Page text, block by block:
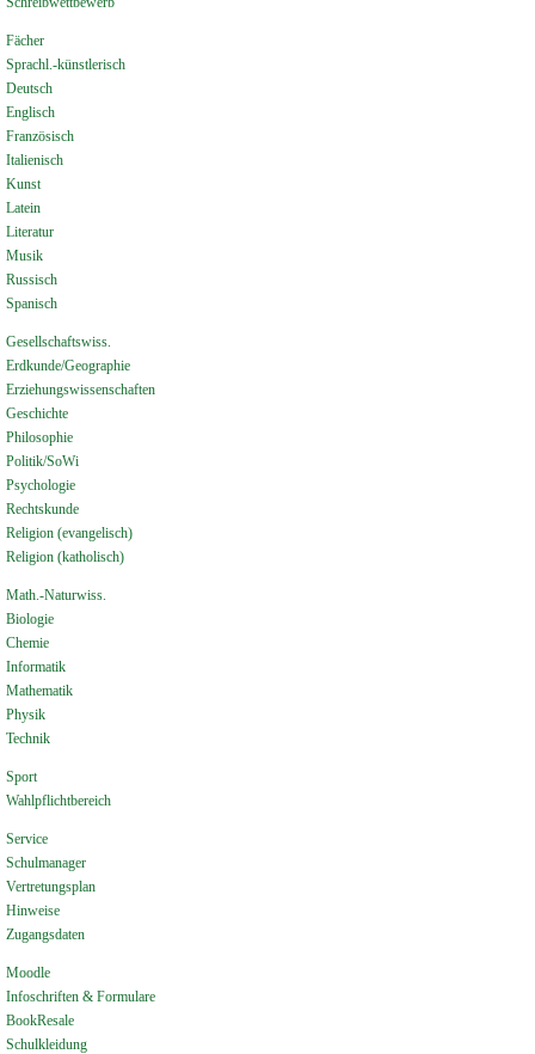
Fächer
Sprachl.-künstlerisch
Deutsch
Englisch
Französisch
Italienisch
Kunst
Latein
Literatur
Musik
Russisch
Spanisch
Gesellschaftswiss.
Erdkunde/Geographie
Erziehungswissenschaften
Geschichte
Philosophie
Politik/SoWi
Psychologie
Rechtskunde
Religion (evangelisch)
Religion (katholisch)
Math.-Naturwiss.
Biologie
Chemie
Informatik
Mathematik
Physik
Technik
Sport
Wahlpflichtbereich
Service
Schulmanager
Vertretungsplan
Hinweise
Zugangsdaten
Moodle
Infoschriften & Formulare
BookResale
Schulkleidung